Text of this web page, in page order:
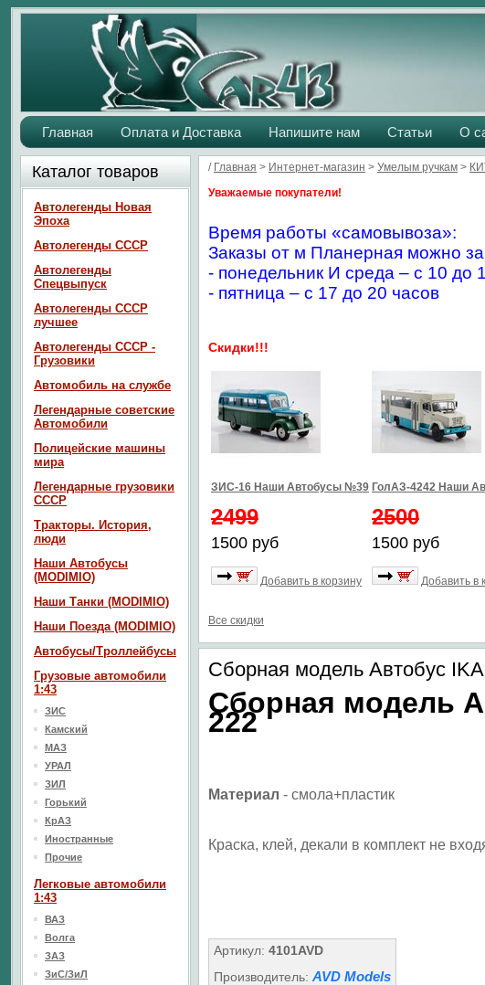
Главная Оплата и Доставка Напишите нам Статьи О
/ Главная > Интернет-магазин > Умелым ручкам >
Уважаемые покупатели!
Время работы «самовывоза»:
Заказы от м Планерная можно
- понедельник И среда – с 10 до
- пятница – с 17 до 20 часов
Скидки!!!
ЗИС-16 Наши Автобусы №39
2499
1500 руб
Добавить в корзину
ГолАЗ-4242 Наши
2500
1500 руб
Добавить в
Все скидки
Сборная модель Автобус
Сборная модель
222
Материал - смола+пластик
Краска, клей, декали в комплект не
Артикул: 4101AVD
Производитель: AVD Models
Каталог товаров
Автолегенды Новая
Эпоха
Автолегенды СССР
Автолегенды
Спецвыпуск
Автолегенды СССР
лучшее
Автолегенды СССР -
Грузовики
Автомобиль на службе
Легендарные советские
Автомобили
Полицейские машины
мира
Легендарные грузовики
СССР
Тракторы. История,
люди
Наши Автобусы
(MODIMIO)
Наши Танки (MODIMIO)
Наши Поезда (MODIMIO)
Автобусы/Троллейбусы
Грузовые автомобили
1:43
ЗИС
Камский
МАЗ
УРАЛ
ЗИЛ
Горький
КрАЗ
Иностранные
Прочие
Легковые автомобили
1:43
ВАЗ
Волга
ЗАЗ
ЗиС/ЗиЛ